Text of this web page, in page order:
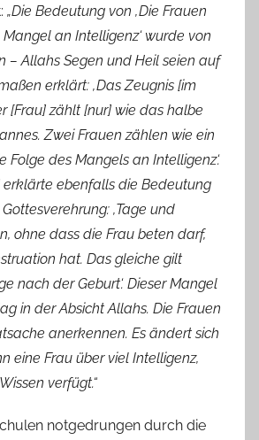
„Die Bedeutung von ‚Die Frauen
an Intelligenz‘ wurde von
– Allahs Segen und Heil seien auf
erklärt: ‚Das Zeugnis [im
[Frau] zählt [nur] wie das halbe
Zwei Frauen zählen wie ein
Folge des Mangels an Intelligenz‘.
ebenfalls die Bedeutung
‚Tage und
ohne dass die Frau beten darf,
hat. Das gleiche gilt
nach der Geburt‘. Dieser Mangel
in der Absicht Allahs. Die Frauen
anerkennen. Es ändert sich
eine Frau über viel Intelligenz,
verfügt.“
notgedrungen durch die